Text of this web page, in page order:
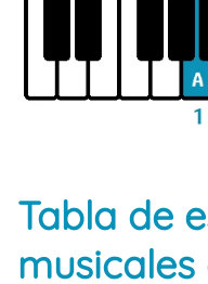
Tabla de